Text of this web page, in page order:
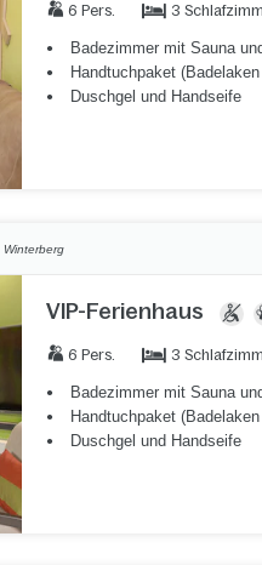
6 Pers. 3
Badezimmer mit Sauna
Handtuchpaket
Duschgel und Handseife
Winterberg
VIP-Ferienhaus
6 Pers. 3
Badezimmer mit Sauna
Handtuchpaket
Duschgel und Handseife